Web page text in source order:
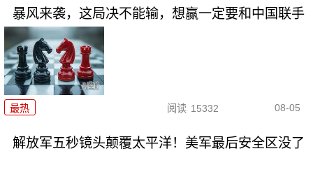
暴风来袭，这局决不能输，想赢一定要和中国联手
最热 阅读 15332 08-05
解放军五秒镜头颠覆太平洋！美军最后安全区没了